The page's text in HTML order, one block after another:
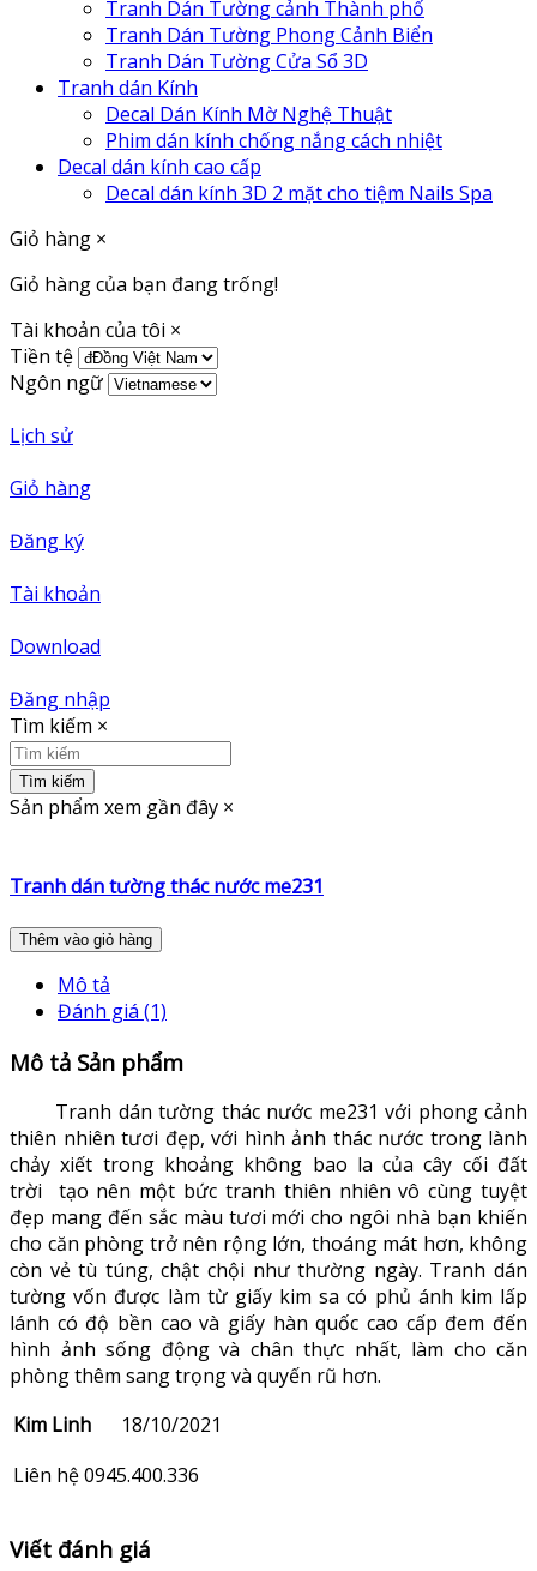
Tranh Dán Tường cảnh Thành phố
Tranh Dán Tường Phong Cảnh Biển
Tranh Dán Tường Cửa Sổ 3D
Tranh dán Kính
Decal Dán Kính Mờ Nghệ Thuật
Phim dán kính chống nắng cách nhiệt
Decal dán kính cao cấp
Decal dán kính 3D 2 mặt cho tiệm Nails Spa
Giỏ hàng ×
Giỏ hàng của bạn đang trống!
Tài khoản của tôi ×
Tiền tệ
Ngôn ngữ
Lịch sử
Giỏ hàng
Đăng ký
Tài khoản
Download
Đăng nhập
Tìm kiếm ×
Tìm kiếm
Sản phẩm xem gần đây ×
Tranh dán tường thác nước me231
Thêm vào giỏ hàng
Mô tả
Đánh giá (1)
Mô tả Sản phẩm
Tranh dán tường thác nước me231 với phong cảnh
thiên nhiên tươi đẹp, với hình ảnh thác nước trong lành
chảy xiết trong khoảng không bao la của cây cối đất
trời tạo nên một bức tranh thiên nhiên vô cùng tuyệt
đẹp mang đến sắc màu tươi mới cho ngôi nhà bạn khiến
cho căn phòng trở nên rộng lớn, thoáng mát hơn, không
còn vẻ tù túng, chật chội như thường ngày. Tranh dán
tường vốn được làm từ giấy kim sa có phủ ánh kim lấp
lánh có độ bền cao và giấy hàn quốc cao cấp đem đến
hình ảnh sống động và chân thực nhất, làm cho căn
phòng thêm sang trọng và quyến rũ hơn.
Kim Linh
18/10/2021
Liên hệ 0945.400.336
Viết đánh giá